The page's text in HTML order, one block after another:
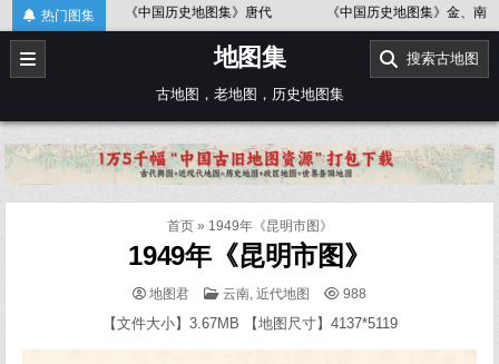
Skip
to
content
热门图集
《中国历史地图集》唐代 《中国历史地图集》金、南宋
地图集
古地图，老地图，历史地图集
搜索古地图
首页» 1949年《昆明市图》
1949年《昆明市图》
地图君
POSTED
云南, 近代地图 988
【文件大小】3.67MB 【地图尺寸】4137*5119